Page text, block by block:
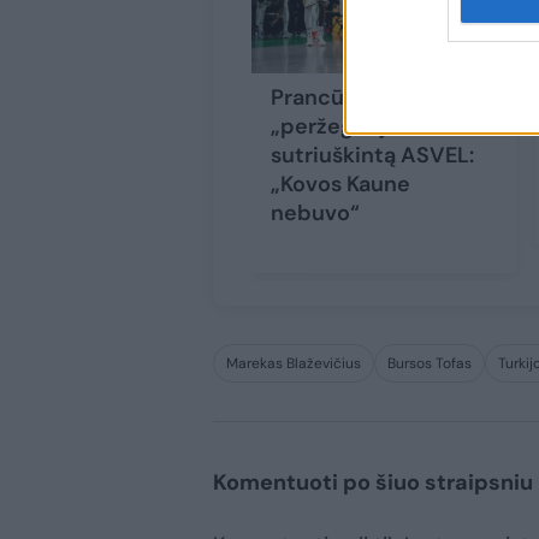
Prancūzijos spauda
„peržegnojo“
sutriuškintą ASVEL:
„Kovos Kaune
nebuvo“
Marekas Blaževičius Bursos Tofas
Komentuoti po šiuo straipsniu